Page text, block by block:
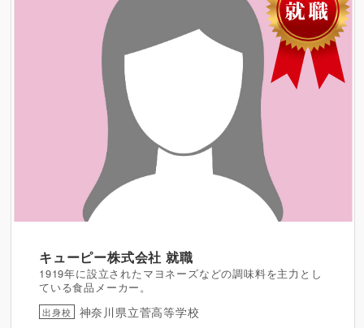
キューピー株式会社 就職
1919年に設立されたマヨネーズなどの調味料を主力とし
ている食品メーカー。
出身校 神奈川県立菅高等学校